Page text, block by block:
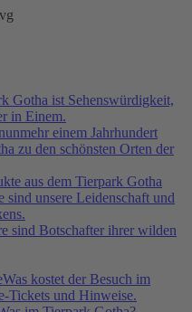
Gotha ist Sehenswürdigkeit,
in Einem.
einem Jahrhundert
zu den schönsten Orten der
aus dem Tierpark Gotha
sind unsere Leidenschaft und
sind Botschafter ihrer wilden
Was kostet der Besuch im
Tickets und Hinweise.